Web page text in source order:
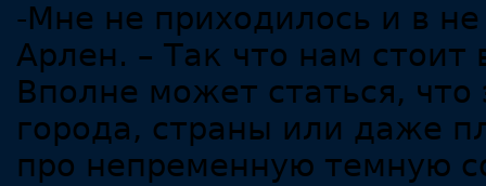
-Мне не приходилось и в
Арлен. – Так что нам
Вполне может статься,
города, страны или даже
про непременную темную